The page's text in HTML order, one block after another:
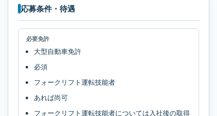
応募条件・待遇
必要免許
大型自動車免許
必須
フォークリフト運転技能者
あれば尚可
フォークリフト運転技能者については入社後の取得